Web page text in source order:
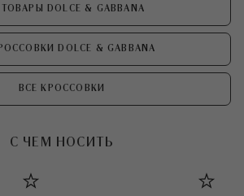
ТОВАРЫ DOLCE & GABBANA
DOLCE & GABBANA
ВСЕ КРОССОВКИ
С ЧЕМ НОСИТЬ